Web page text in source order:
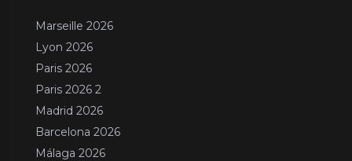
Marseille 2026
Lyon 2026
Paris 2026
Paris 2026 2
Madrid 2026
Barcelona 2026
Málaga 2026